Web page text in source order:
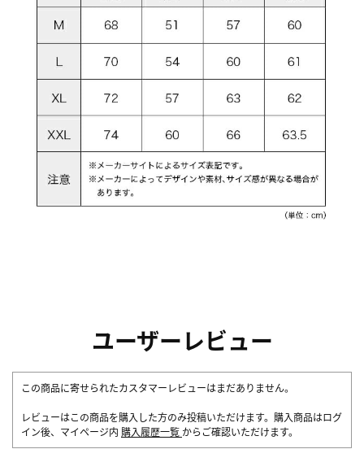
ユーザーレビュー
この商品に寄せられたカスタマーレビューはまだありません。
レビューはこの商品を購入した方のみ投稿いただけます。購入商品はログ
イン後、マイページ内 購入履歴一覧 からご確認いただけます。